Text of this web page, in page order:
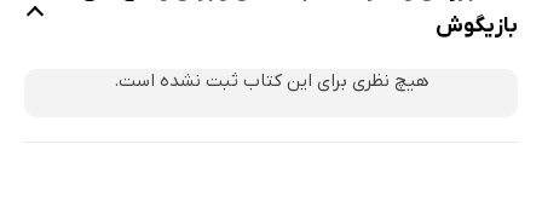
بازیگوش
هیچ نظری برای این کتاب ثبت نشده است.